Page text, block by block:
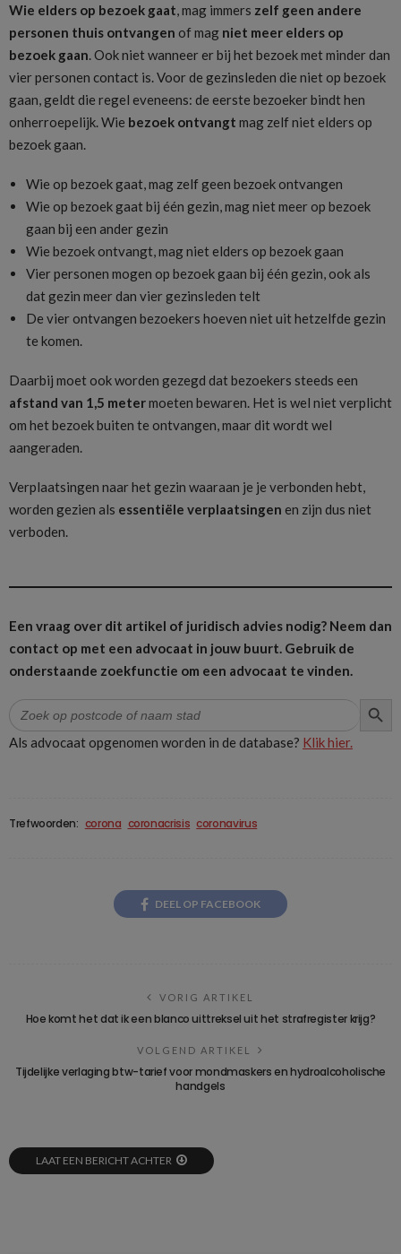
Wie elders op bezoek gaat, mag immers zelf geen andere
personen thuis ontvangen of mag niet meer elders op
bezoek gaan. Ook niet wanneer er bij het bezoek met minder dan
vier personen contact is. Voor de gezinsleden die niet op bezoek
gaan, geldt die regel eveneens: de eerste bezoeker bindt hen
onherroepelijk. Wie bezoek ontvangt mag zelf niet elders op
bezoek gaan.
Wie op bezoek gaat, mag zelf geen bezoek ontvangen
Wie op bezoek gaat bij één gezin, mag niet meer op bezoek
gaan bij een ander gezin
Wie bezoek ontvangt, mag niet elders op bezoek gaan
Vier personen mogen op bezoek gaan bij één gezin, ook als
dat gezin meer dan vier gezinsleden telt
De vier ontvangen bezoekers hoeven niet uit hetzelfde gezin
te komen.
Daarbij moet ook worden gezegd dat bezoekers steeds een
afstand van 1,5 metermoeten bewaren. Het is wel niet verplicht
om het bezoek buiten te ontvangen, maar dit wordt wel
aangeraden.
Verplaatsingen naar het gezin waaraan je je verbonden hebt,
worden gezien als essentiële verplaatsingen en zijn dus niet
verboden.
Een vraag over dit artikel of juridisch advies nodig? Neem dan
contact op met een advocaat in jouw buurt. Gebruik de
onderstaande zoekfunctie om een advocaat te vinden.
Zoek
naar:
Als advocaat opgenomen worden in de database? Klik hier.
Trefwoorden: corona coronacrisis coronavirus
DEEL OP FACEBOOK
VORIG ARTIKEL
Hoe komt het dat ik een blanco uittreksel uit het strafregister krijg?
VOLGEND ARTIKEL
Tijdelijke verlaging btw-tarief voor mondmaskers en hydroalcoholische
handgels
LAAT EEN BERICHT ACHTER